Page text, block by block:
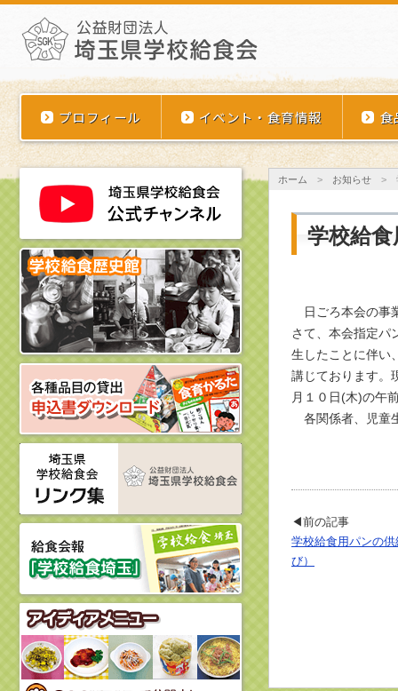
プロフィール イベント・食育情報 食
ホーム > お知らせ >
学校給
日ごろ本会の事
さて、本会指定パ
生したことに伴い
講じております。
月１０日(木)の午
各関係者、児童
◀前の記事
学校給食用パンの
び）